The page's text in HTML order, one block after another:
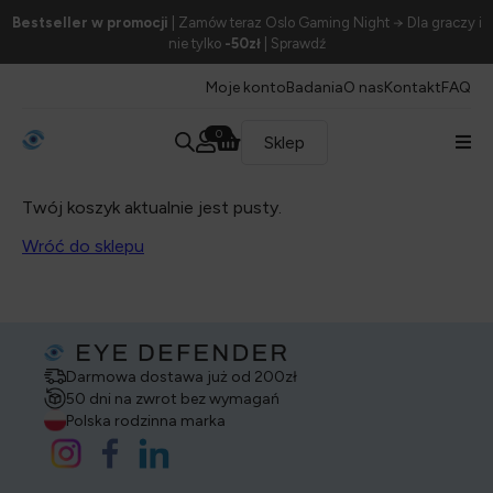
Bestseller w promocji | Zamów teraz Oslo Gaming Night → Dla graczy i
nie tylko -50zł| Sprawdź
Moje kontoBadaniaO nasKontaktFAQ
0 Sklep
Twój koszyk aktualnie jest pusty.
Wróć do sklepu
Darmowa dostawa już od 200zł
50 dni na zwrot bez wymagań
Polska rodzinna marka